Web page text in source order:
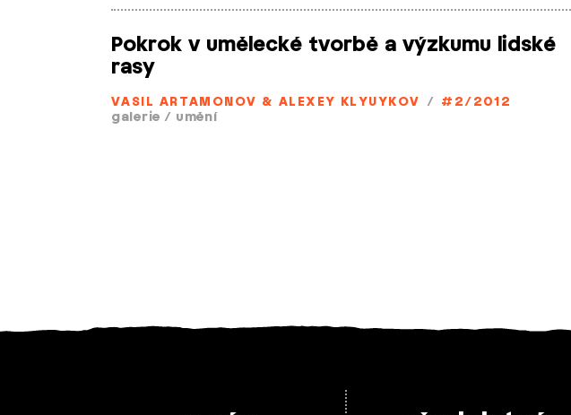
Pokrok v umělecké tvorbě a výzkumu lidské
rasy
VASIL ARTAMONOV & ALEXEY KLYUYKOV / #2/2012
galerie / umění